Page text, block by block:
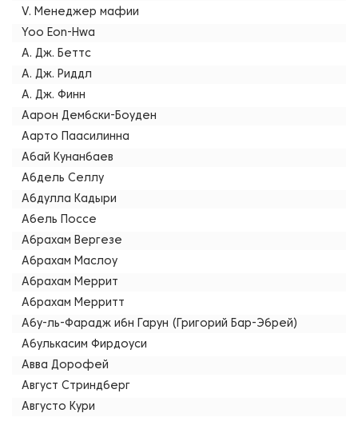
V. Менеджер мафии
Yoo Eon-Hwa
А. Дж. Беттс
А. Дж. Риддл
А. Дж. Финн
Аарон Дембски-Боуден
Аарто Паасилинна
Абай Кунанбаев
Абдель Селлу
Абдулла Кадыри
Абель Поссе
Абрахам Вергезе
Абрахам Маслоу
Абрахам Меррит
Абрахам Мерритт
Абу-ль-Фарадж ибн Гарун (Григорий Бар-Эбрей)
Абулькасим Фирдоуси
Авва Дорофей
Август Стриндберг
Августо Кури